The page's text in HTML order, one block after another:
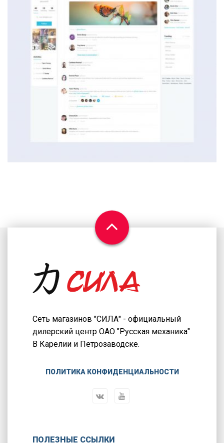
Сеть магазинов "СИЛА" - официальный
дилерский центр ОАО "Русская механика"
В Карелии и Петрозаводске.
ПОЛИТИКА КОНФИДЕНЦИАЛЬНОСТИ
ПОЛЕЗНЫЕ ССЫЛКИ